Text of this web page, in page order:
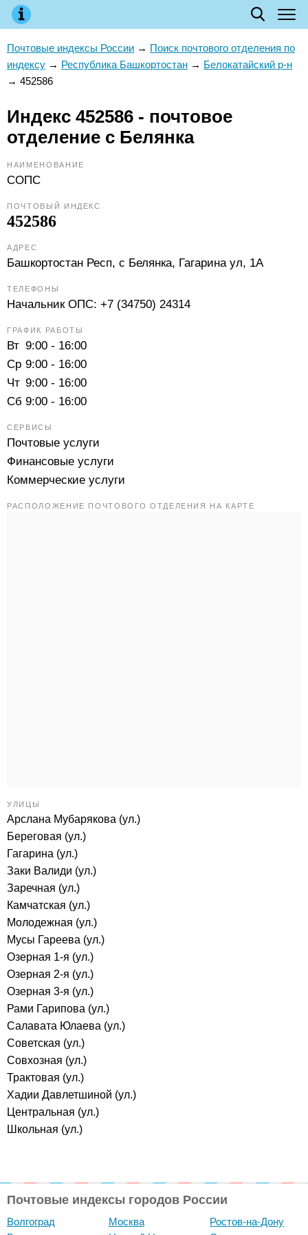
Почтовые индексы России → Поиск почтового отделения по
индексу → Республика Башкортостан → Белокатайский р-н
→ 452586
Индекс 452586 - почтовое
отделение с Белянка
НАИМЕНОВАНИЕ
СОПС
ПОЧТОВЫЙ ИНДЕКС
452586
АДРЕС
Башкортостан Респ, с Белянка, Гагарина ул, 1А
ТЕЛЕФОНЫ
Начальник ОПС: +7 (34750) 24314
ГРАФИК РАБОТЫ
Вт 9:00 - 16:00
Ср 9:00 - 16:00
Чт 9:00 - 16:00
Сб 9:00 - 16:00
СЕРВИСЫ
Почтовые услуги
Финансовые услуги
Коммерческие услуги
РАСПОЛОЖЕНИЕ ПОЧТОВОГО ОТДЕЛЕНИЯ НА КАРТЕ
УЛИЦЫ
Арслана Мубарякова (ул.)
Береговая (ул.)
Гагарина (ул.)
Заки Валиди (ул.)
Заречная (ул.)
Камчатская (ул.)
Молодежная (ул.)
Мусы Гареева (ул.)
Озерная 1-я (ул.)
Озерная 2-я (ул.)
Озерная 3-я (ул.)
Рами Гарипова (ул.)
Салавата Юлаева (ул.)
Советская (ул.)
Совхозная (ул.)
Трактовая (ул.)
Хадии Давлетшиной (ул.)
Центральная (ул.)
Школьная (ул.)
Почтовые индексы городов России
Волгоград
Москва
Ростов-на-Дону